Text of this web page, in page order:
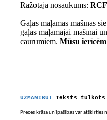
Ražotāja nosaukums:
Gaļas maļamās mašīnas
gaļas maļamajai mašīnai
caurumiem. Mūsu
UZMANĪBU! Teksts tulkots
Preces krāsa un īpašības var